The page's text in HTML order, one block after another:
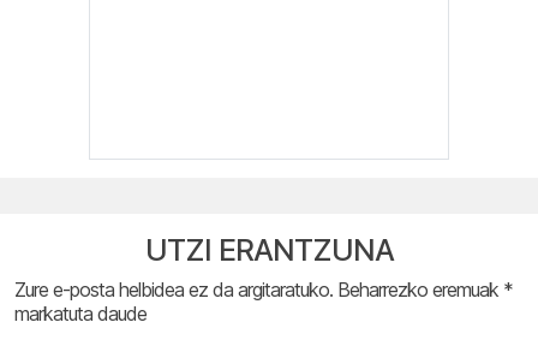
UTZI ERANTZUNA
Zure e-posta helbidea ez da argitaratuko. Beharrezko eremuak *
markatuta daude